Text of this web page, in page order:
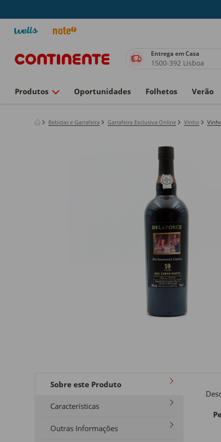
Entrega em Casa
1500-392 Lisboa
Produtos Oportunidades Folhetos Verão
Bebidas e Garrafeira Garrafeira Exclusiva Online Vinho
Sobre este Produto
Características
Outras Informações